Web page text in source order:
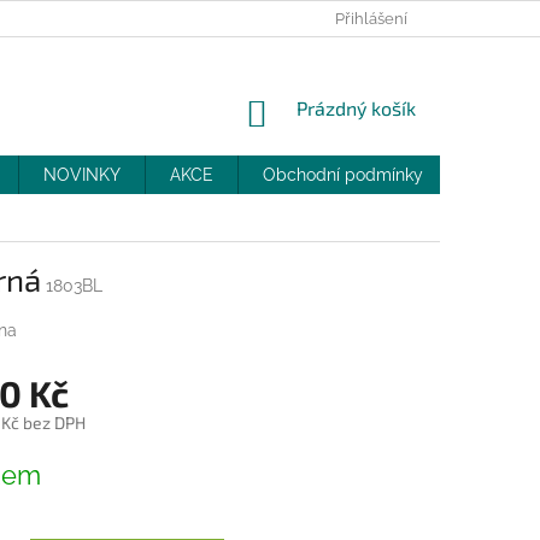
MOJE OBJEDNÁVKA
Přihlášení
NÁKUPNÍ
Prázdný košík
NOVINKY AKCE Obchodní podmínky
1803BL
Kč
bez DPH